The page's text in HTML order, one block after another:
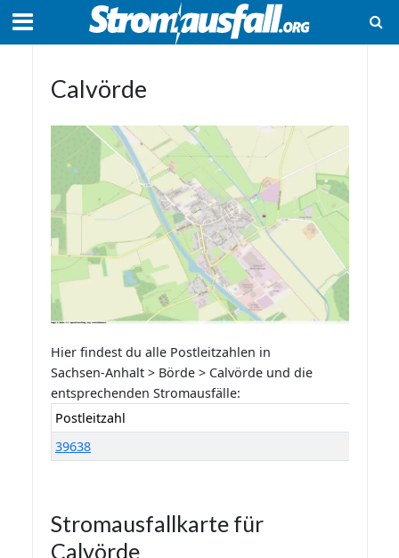
Calvörde
Hier findest du alle Postleitzahlen in
Sachsen-Anhalt > Börde > Calvörde und die
entsprechenden Stromausfälle:
Postleitzahl
39638
Stromausfallkarte für
Calvörde